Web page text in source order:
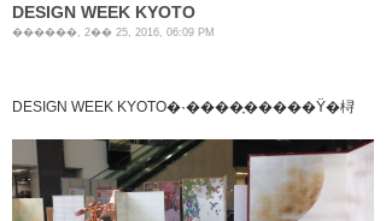
DESIGN WEEK KYOTO
������, 2�� 25, 2016, 06:09 PM
DESIGN WEEK KYOTO�˴����֢�����Ÿ�桪